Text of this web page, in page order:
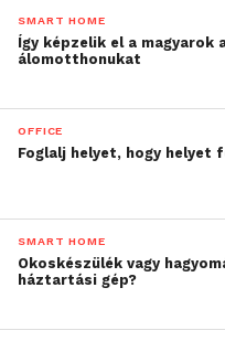
a
SMART HOME
Így képzelik el a magyarok
álomotthonukat
OFFICE
Foglalj helyet, hogy helyet
SMART HOME
Okoskészülék vagy
háztartási gép?